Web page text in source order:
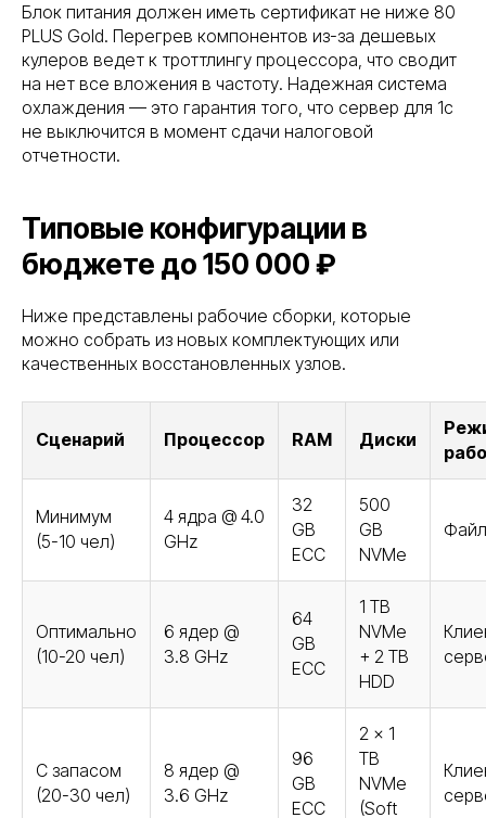
Блок питания должен иметь сертификат не ниже 80
PLUS Gold. Перегрев компонентов из-за дешевых
кулеров ведет к троттлингу процессора, что сводит
на нет все вложения в частоту. Надежная система
охлаждения — это гарантия того, что сервер для 1с
не выключится в момент сдачи налоговой
отчетности.
Типовые конфигурации в
бюджете до 150 000 ₽
Ниже представлены рабочие сборки, которые
можно собрать из новых комплектующих или
качественных восстановленных узлов.
Сценарий Процессор RAM Диски
Минимум
(5-10 чел)
4 ядра @ 4.0
GHz
32
GB
ECC
500
GB
NVMe
Оптимально
(10-20 чел)
6 ядер @
3.8 GHz
64
GB
ECC
1 TB
NVMe
+ 2 TB
HDD
С запасом
(20-30 чел)
8 ядер @
3.6 GHz
96
GB
ECC
2 x 1
TB
NVMe
(Soft